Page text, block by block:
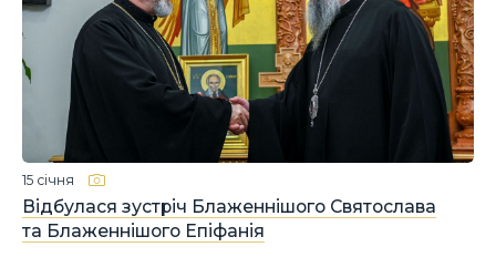
Відбулася зустріч Блаженнішого Святослава
та Блаженнішого Епіфанія
15 січня